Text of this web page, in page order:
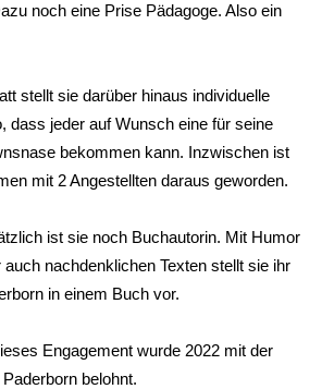
noch eine Prise Pädagoge. Also ein
stellt sie darüber hinaus individuelle
dass jeder auf Wunsch eine für seine
bekommen kann. Inzwischen ist
mit 2 Angestellten daraus geworden.
ist sie noch Buchautorin. Mit Humor
auch nachdenklichen Texten stellt sie ihr
in einem Buch vor.
Engagement wurde 2022 mit der
belohnt.